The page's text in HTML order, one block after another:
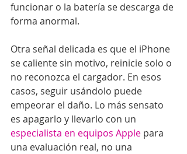
funcionar o la batería se descarga de
forma anormal.
Otra señal delicada es que el iPhone
se caliente sin motivo, reinicie solo o
no reconozca el cargador. En esos
casos, seguir usándolo puede
empeorar el daño. Lo más sensato
es apagarlo y llevarlo con un
especialista en equipos Apple para
una evaluación real, no una